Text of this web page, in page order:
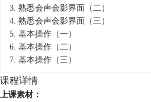
3. 熟悉会声会影界面（二）
4. 熟悉会声会影界面（三）
5. 基本操作（一）
6. 基本操作（二）
7. 基本操作（三）
课程详情
上课素材：